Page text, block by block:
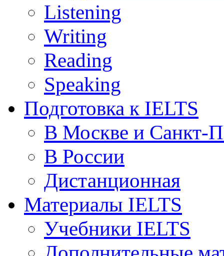
Listening
Writing
Reading
Speaking
Подготовка к IELTS
В Москве и Санкт-
В России
Дистанционная
Материалы IELTS
Учебники IELTS